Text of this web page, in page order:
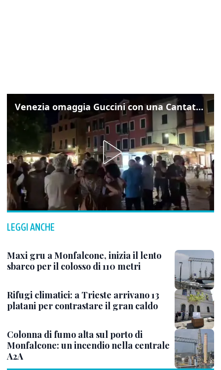
Venezia omaggia Guccini con una Cantata Anarchica in campo Santa Margherita
LEGGI ANCHE
Maxi gru a Monfalcone, inizia il lento
sbarco per il colosso di 110 metri
Rifugi climatici: a Trieste arrivano 13
platani per contrastare il gran caldo
Colonna di fumo alta sul porto di
Monfalcone: un incendio nella centrale
A2A